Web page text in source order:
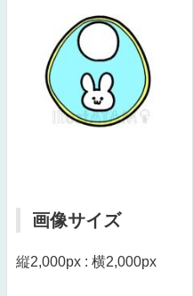
画像サイズ
縦2,000px : 横2,000px